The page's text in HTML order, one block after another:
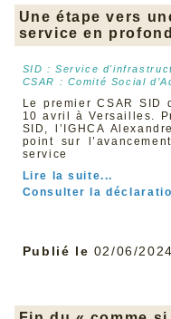
contre des projets de
l’égalité femmes/
des pays de l’UE
l’Ukraine, ou encore
et de l’environnement
pollution et
Il ne faut pas être
aux sirènes du repli
dangereux pour
travailleurs et les
en est la preuve. Une
a soudainement
dépendant.
pas vers un budget
développement
investissements
Une étape vers
service en
SID : Service
CSAR : Comité Social
Le premier CSAR SID
10 avril à Versailles.
SID, l’IGHCA
point sur
service
Lire la suite...
Consulter la
Publié le 02/06/